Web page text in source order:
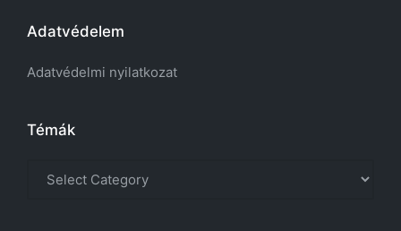
Adatvédelem
Adatvédelmi nyilatkozat
Témák